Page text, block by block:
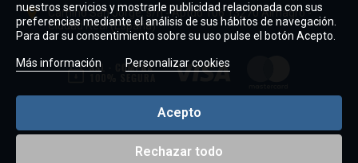

Camino San Jorge, s/n - Aptdo 106 13270 Almagro -
Ciudad Real (España)
nuestros servicios y mostrarle publicidad relacionada con sus
preferencias mediante el análisis de sus hábitos de navegación.
Para dar su consentimiento sobre su uso pulse el botón Acepto.
Más información Personalizar cookies
Rechazar todo
Acepto